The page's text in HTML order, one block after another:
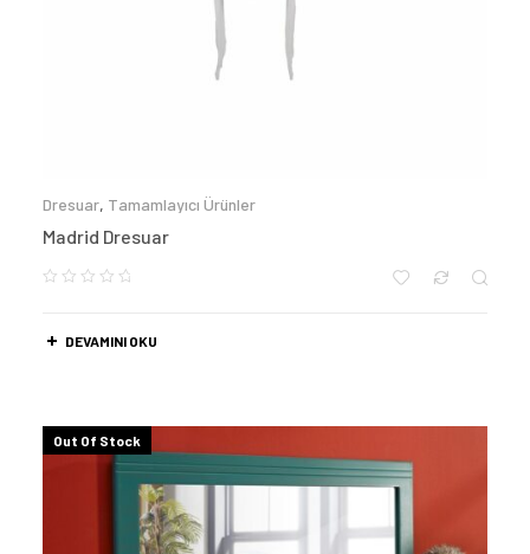
Dresuar, Tamamlayıcı Ürünler
Madrid Dresuar
DEVAMINI OKU
Out Of Stock